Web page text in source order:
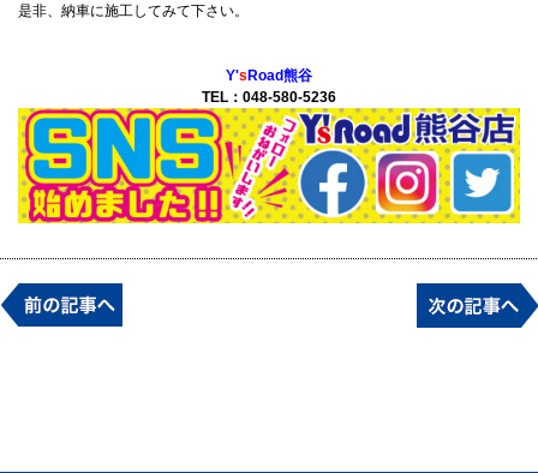
是非、納車に施工してみて下さい。
Y'sRoad熊谷
TEL：048-580-5236